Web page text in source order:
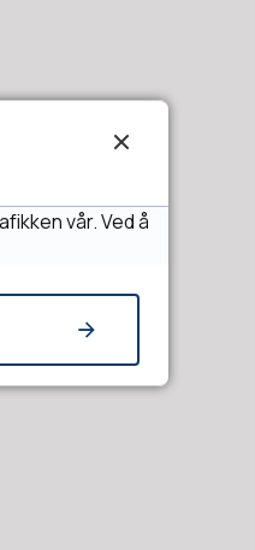
vår. Ved å